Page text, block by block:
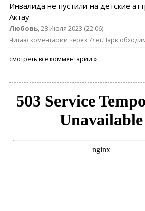
Инвалида не пустили на детские
Актау
Любовь, 28 Июля 2023 (22:06)
Читаю коментарии через 7лет.Парк
смотреть все комментарии »